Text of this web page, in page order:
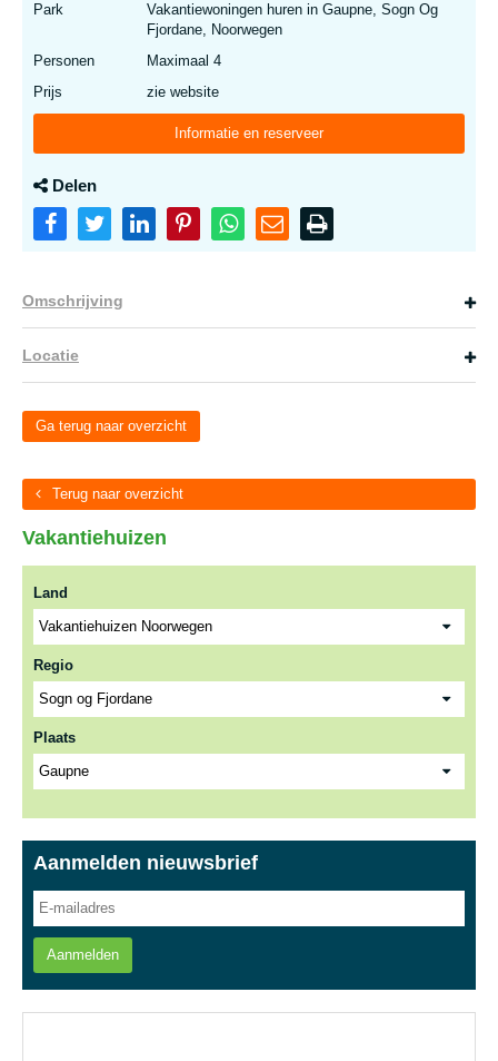
Park
Vakantiewoningen huren in Gaupne, Sogn Og
Fjordane, Noorwegen
Personen
Maximaal 4
Prijs
zie website
Informatie en reserveer
Delen
Omschrijving
Locatie
Ga terug naar overzicht
Terug naar overzicht
Vakantiehuizen
Land
Regio
Plaats
Aanmelden nieuwsbrief
Aanmelden